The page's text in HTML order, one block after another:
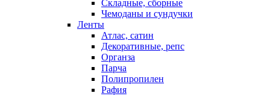
Складные, сборные
Чемоданы и сундучки
Ленты
Атлас, сатин
Декоративные, репс
Органза
Парча
Полипропилен
Рафия